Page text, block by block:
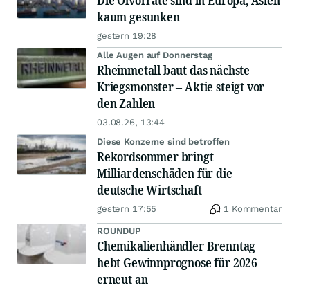
kaum gesunken
gestern 19:28
Alle Augen auf Donnerstag
Rheinmetall baut das nächste
Kriegsmonster – Aktie steigt vor
den Zahlen
03.08.26, 13:44
Diese Konzerne sind betroffen
Rekordsommer bringt
Milliardenschäden für die
deutsche Wirtschaft
gestern 17:55 1 Kommentar
ROUNDUP
Chemikalienhändler Brenntag
hebt Gewinnprognose für 2026
erneut an